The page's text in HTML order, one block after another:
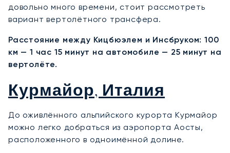
довольно много времени, стоит рассмотреть
вариант вертолётного трансфера.
Расстояние между Кицбюэлем и Инсбруком: 100
км — 1 час 15 минут на автомобиле — 25 минут на
вертолёте.
Курмайор, Италия
До оживлённого альпийского курорта Курмайор
можно легко добраться из аэропорта Аосты,
расположенного в одноимённой долине.